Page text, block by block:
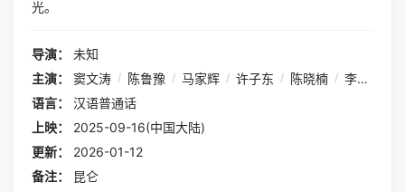
光。
导演：
未知
主演：
窦文涛 / 陈鲁豫 / 马家辉 / 许子东 / 陈晓楠 / 李诞
语言：
汉语普通话
上映：
2025-09-16(中国大陆)
更新：
2026-01-12
备注：
昆仑